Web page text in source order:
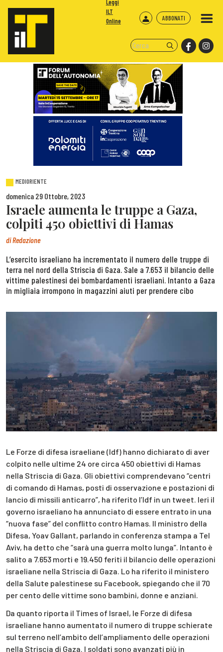
ABBONATI
Leggi
ILT
Online
MEDIORIENTE
domenica 29 Ottobre, 2023
Israele aumenta le truppe a Gaza,
colpiti 450 obiettivi di Hamas
diRedazione
L’esercito israeliano ha incrementato il numero delle truppe di
terra nel nord della Striscia di Gaza. Sale a 7.653 il bilancio delle
vittime palestinesi dei bombardamenti israeliani. Intanto a Gaza
in migliaia irrompono in magazzini aiuti per prendere cibo
Le Forze di difesa israeliane (Idf) hanno dichiarato di aver
colpito nelle ultime 24 ore circa 450 obiettivi di Hamas
nella Striscia di Gaza. Gli obiettivi comprendevano “centri
di comando di Hamas, posti di osservazione e postazioni di
lancio di missili anticarro”, ha riferito l’Idf in un tweet. Ieri il
governo israeliano ha annunciato di essere entrato in una
“nuova fase” del conflitto contro Hamas. Il ministro della
Difesa, Yoav Gallant, parlando in conferenza stampa a Tel
Aviv, ha detto che “sarà una guerra molto lunga”. Intanto è
salito a 7.653 morti e 19.450 feriti il bilancio delle operazioni
israeliane nella Striscia di Gaza. Lo ha riferito il ministero
della Salute palestinese su Facebook, spiegando che il 70
per cento delle vittime sono bambini, donne e anziani.
Da quanto riporta il Times of Israel, le Forze di difesa
israeliane hanno aumentato il numero di truppe schierate
sul terreno nell’ambito dell’ampliamento delle operazioni
nella Striscia di Gaza. I soldati sono avanzati più in